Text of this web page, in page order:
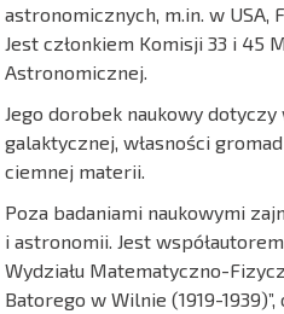
astronomicznych, m.in. w USA,
Jest członkiem Komisji 33 i 45
Astronomicznej.
Jego dorobek naukowy
galaktycznej, własności
ciemnej materii.
Poza badaniami naukowymi
i astronomii. Jest
Wydziału Matematyczno-
Batorego w Wilnie (1919-